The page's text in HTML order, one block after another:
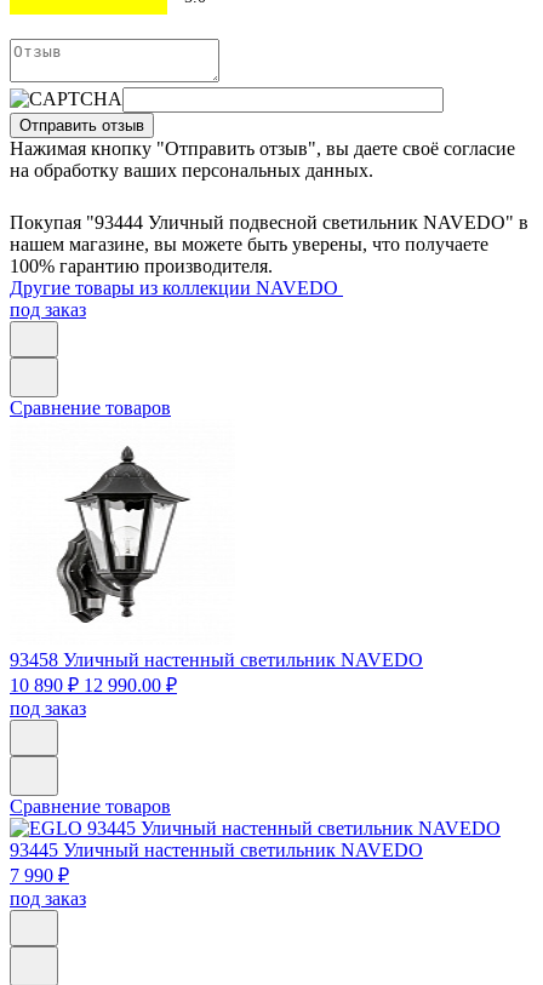
Отправить отзыв
Нажимая кнопку "Отправить отзыв", вы даете своё согласие
на обработку ваших персональных данных.
Покупая "93444 Уличный подвесной светильник NAVEDO" в
нашем магазине, вы можете быть уверены, что получаете
100% гарантию производителя.
Другие товары из коллекции NAVEDO
под заказ
Сравнение товаров
93458 Уличный настенный светильник NAVEDO
10 890 ₽ 12 990.00 ₽
под заказ
Сравнение товаров
93445 Уличный настенный светильник NAVEDO
7 990 ₽
под заказ